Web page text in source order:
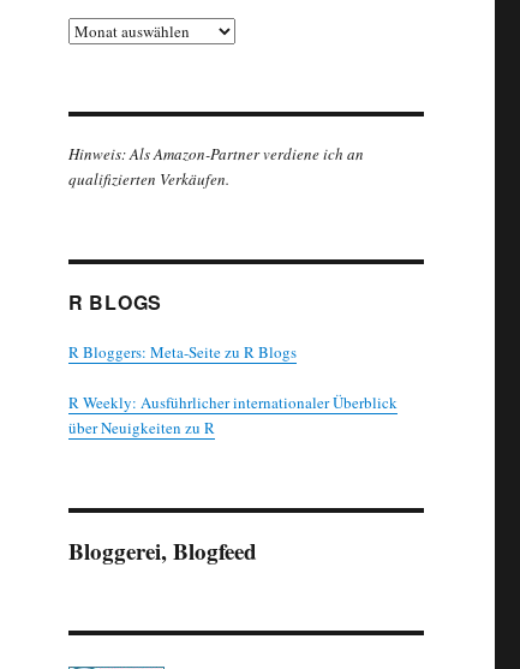
Archiv
Hinweis: Als Amazon-Partner verdiene ich an
qualifizierten Verkäufen.
R BLOGS
R Bloggers: Meta-Seite zu R Blogs
R Weekly: Ausführlicher internationaler Überblick
über Neuigkeiten zu R
Bloggerei, Blogfeed